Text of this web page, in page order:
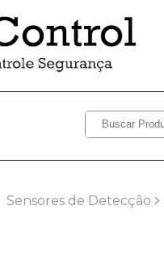
Sensores de Detecção